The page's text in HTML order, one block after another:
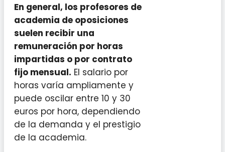
En general, los profesores de
academia de oposiciones
suelen recibir una
remuneración por horas
impartidas o por contrato
fijo mensual. El salario por
horas varía ampliamente y
puede oscilar entre 10 y 30
euros por hora, dependiendo
de la demanda y el prestigio
de la academia.